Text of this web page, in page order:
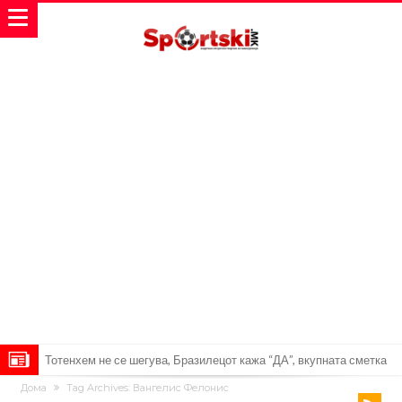
Тотенхем не се шегува, Бразилецот кажа “ДА”, вкупната сметка
скоро 350.000.000!
Бразилски фудбалер за малку не настрада поради невнимание
Дома Tag Archives: Вангелис Фелонис